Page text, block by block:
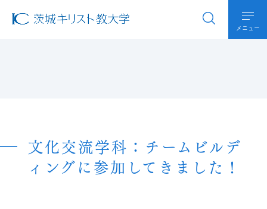
メニュー
文化交流学科：チームビルデ
ィングに参加してきました！